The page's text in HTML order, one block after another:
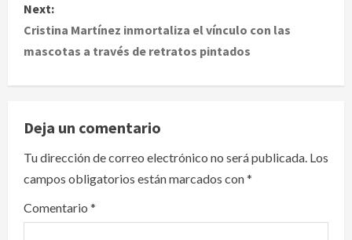
t
n
a
v
i
g
a
Next:
Cristina Martínez inmortaliza el vínculo con las
mascotas a través de retratos pintados
Deja un comentario
Tu dirección de correo electrónico no será publicada. Los
campos obligatorios están marcados con*
Comentario *